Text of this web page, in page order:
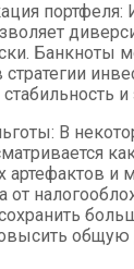
портфеля:
Банкноты
В
артефактов и
от
общую